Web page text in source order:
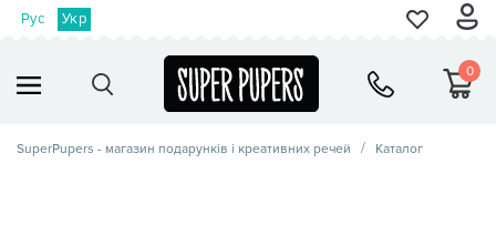
Рус Укр
0
SuperPupers - магазин подарунків і креативних речей Каталог